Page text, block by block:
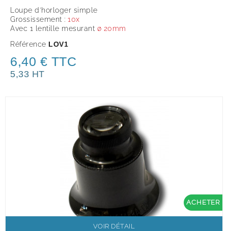
Loupe d'horloger simple
Grossissement : 10x
Avec 1 lentille mesurant ø 20mm
Référence LOV1
6,40 € TTC
5,33 HT
ACHETER
VOIR DÉTAIL